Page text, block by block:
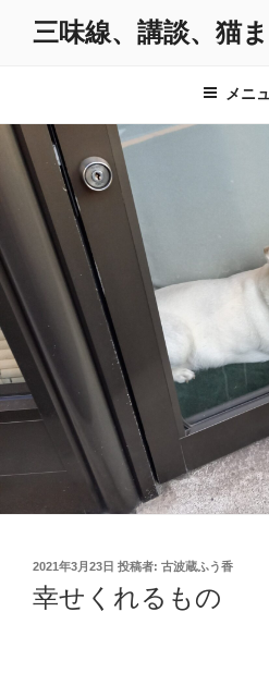
へ
プ
三味線、講談、猫
メニ
投
日:
2021年3月23日 投稿者: 古波蔵ふう香
幸せくれるもの